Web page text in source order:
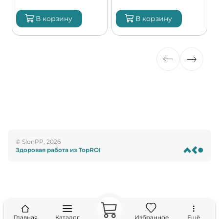
В корзину В корзину
© SlonPP, 2026
Здоровая работа из TopROI
Главная Каталог Избранное Ещё